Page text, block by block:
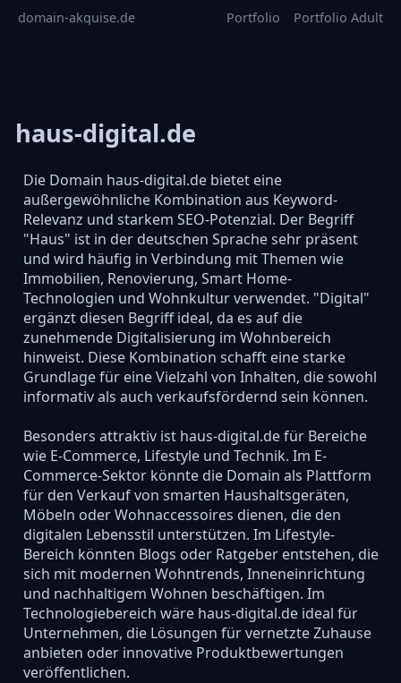
domain-akquise.de Portfolio Portfolio Adult
haus-digital.de
Die Domain haus-digital.de bietet eine
außergewöhnliche Kombination aus Keyword-
Relevanz und starkem SEO-Potenzial. Der Begriff
"Haus" ist in der deutschen Sprache sehr präsent
und wird häufig in Verbindung mit Themen wie
Immobilien, Renovierung, Smart Home-
Technologien und Wohnkultur verwendet. "Digital"
ergänzt diesen Begriff ideal, da es auf die
zunehmende Digitalisierung im Wohnbereich
hinweist. Diese Kombination schafft eine starke
Grundlage für eine Vielzahl von Inhalten, die sowohl
informativ als auch verkaufsfördernd sein können.
Besonders attraktiv ist haus-digital.de für Bereiche
wie E-Commerce, Lifestyle und Technik. Im E-
Commerce-Sektor könnte die Domain als Plattform
für den Verkauf von smarten Haushaltsgeräten,
Möbeln oder Wohnaccessoires dienen, die den
digitalen Lebensstil unterstützen. Im Lifestyle-
Bereich könnten Blogs oder Ratgeber entstehen, die
sich mit modernen Wohntrends, Inneneinrichtung
und nachhaltigem Wohnen beschäftigen. Im
Technologiebereich wäre haus-digital.de ideal für
Unternehmen, die Lösungen für vernetzte Zuhause
anbieten oder innovative Produktbewertungen
veröffentlichen.